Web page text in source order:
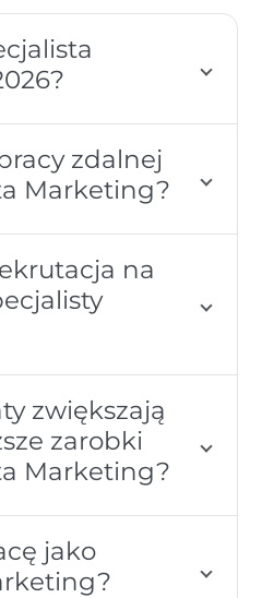
zdalnej
Marketing?
na
zwiększają
zarobki
Marketing?
jako